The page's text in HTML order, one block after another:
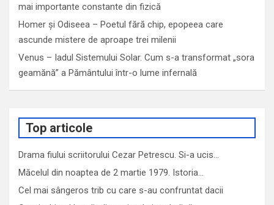
mai importante constante din fizică
Homer și Odiseea – Poetul fără chip, epopeea care
ascunde mistere de aproape trei milenii
Venus – Iadul Sistemului Solar. Cum s-a transformat „sora
geamănă” a Pământului într-o lume infernală
Top articole
Drama fiului scriitorului Cezar Petrescu. Si-a ucis…
Măcelul din noaptea de 2 martie 1979. Istoria…
Cel mai sângeros trib cu care s-au confruntat dacii